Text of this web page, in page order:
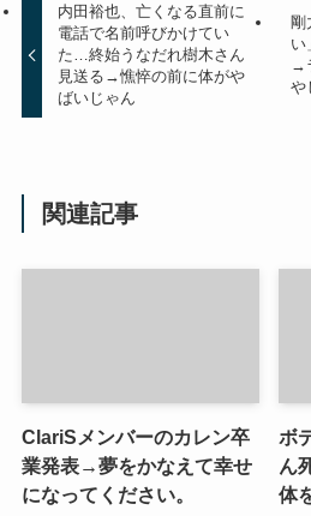
内田裕也、亡くなる直前に
電話で名前呼びかけてい
た…終始うなだれ樹木さん
見送る→憔悴の前に体がや
ばいじゃん
い
→
や
関連記事
ClariSメンバーのカレン卒
業発表→夢をかなえて幸せ
になってください。
ボ
ん
体